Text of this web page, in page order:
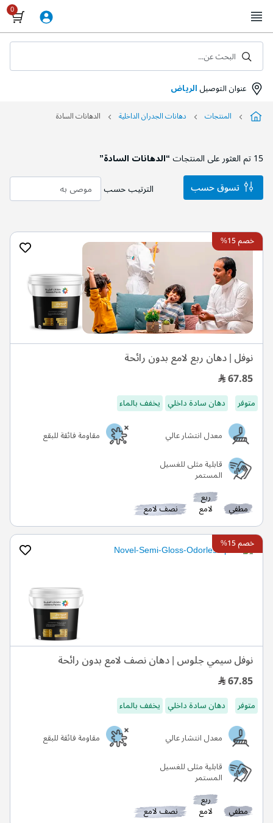
to
Content
عنوان التوصيلالرياض
البحث عن...
المنتجات دهانات الجدران الداخلية الدهانات السادة
15تم العثور على المنتجات“الدهانات السادة”
الترتيب حسب
خصم 15%
نوفل | دهان ربع لامع بدون رائحة
67.85
متوفر دهان سادة داخلي يخفف بالماء
معدل انتشار عالي
مقاومة فائقة للبقع
قابلية مثلى للغسيل
المستمر
مطفي
ربع
لامع نصف لامع
خصم 15%
نوفل سيمي جلوس | دهان نصف لامع بدون رائحة
67.85
متوفر دهان سادة داخلي يخفف بالماء
معدل انتشار عالي
مقاومة فائقة للبقع
قابلية مثلى للغسيل
المستمر
مطفي
ربع
لامع نصف لامع
تسوق حسب